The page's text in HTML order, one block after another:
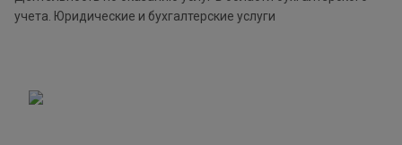
учета. Юридические и бухгалтерские услуги